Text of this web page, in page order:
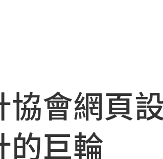
協會網頁
的巨輪